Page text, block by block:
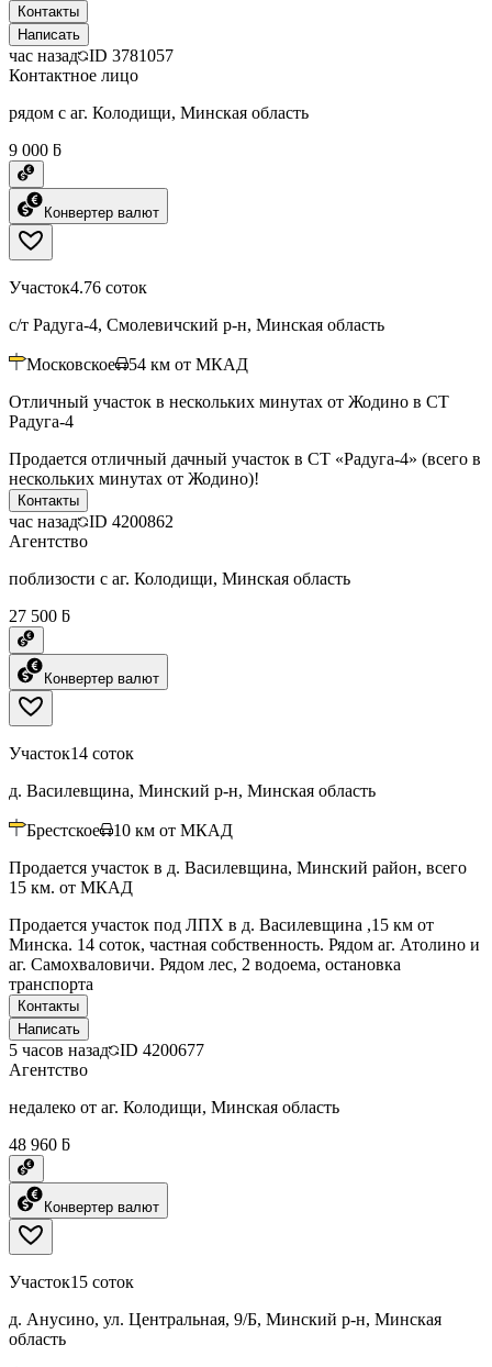
Контакты
Написать
час назад ID 3781057
Контактное лицо
рядом с аг. Колодищи, Минская область
9 000 ƃ
Конвертер валют
Участок4.76 соток
с/т Радуга-4, Смолевичский р-н, Минская область
Московское 54 км от МКАД
Отличный участок в нескольких минутах от Жодино в СТ
Радуга-4
Продается отличный дачный участок в СТ «Радуга-4» (всего в
нескольких минутах от Жодино)!
Контакты
час назад ID 4200862
Агентство
поблизости с аг. Колодищи, Минская область
27 500 ƃ
Конвертер валют
Участок14 соток
д. Василевщина, Минский р-н, Минская область
Брестское 10 км от МКАД
Продается участок в д. Василевщина, Минский район, всего
15 км. от МКАД
Продается участок под ЛПХ в д. Василевщина ,15 км от
Минска. 14 соток, частная собственность. Рядом аг. Атолино и
аг. Самохваловичи. Рядом лес, 2 водоема, остановка
транспорта
Контакты
Написать
5 часов назад ID 4200677
Агентство
недалеко от аг. Колодищи, Минская область
48 960 ƃ
Конвертер валют
Участок15 соток
д. Анусино, ул. Центральная, 9/Б, Минский р-н, Минская
область